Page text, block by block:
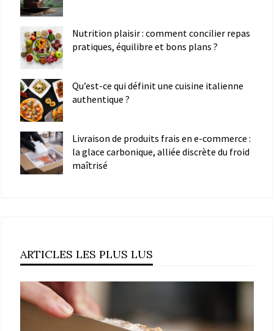
Nutrition plaisir : comment concilier repas
pratiques, équilibre et bons plans ?
Qu’est-ce qui définit une cuisine italienne
authentique ?
Livraison de produits frais en e-commerce :
la glace carbonique, alliée discrète du froid
maîtrisé
ARTICLES LES PLUS LUS